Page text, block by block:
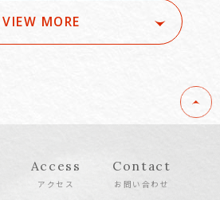
VIEW MORE
Access
アクセス
Contact
お問い合わせ